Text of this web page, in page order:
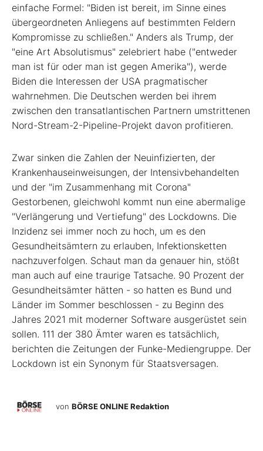
einfache Formel: "Biden ist bereit, im Sinne eines
übergeordneten Anliegens auf bestimmten Feldern
Kompromisse zu schließen." Anders als Trump, der
"eine Art Absolutismus" zelebriert habe ("entweder
man ist für oder man ist gegen Amerika"), werde
Biden die Interessen der USA pragmatischer
wahrnehmen. Die Deutschen werden bei ihrem
zwischen den transatlantischen Partnern umstrittenen
Nord-Stream-2-Pipeline-Projekt davon profitieren.
Zwar sinken die Zahlen der Neuinfizierten, der
Krankenhauseinweisungen, der Intensivbehandelten
und der "im Zusammenhang mit Corona"
Gestorbenen, gleichwohl kommt nun eine abermalige
"Verlängerung und Vertiefung" des Lockdowns. Die
Inzidenz sei immer noch zu hoch, um es den
Gesundheitsämtern zu erlauben, Infektionsketten
nachzuverfolgen. Schaut man da genauer hin, stößt
man auch auf eine traurige Tatsache. 90 Prozent der
Gesundheitsämter hätten - so hatten es Bund und
Länder im Sommer beschlossen - zu Beginn des
Jahres 2021 mit moderner Software ausgerüstet sein
sollen. 111 der 380 Ämter waren es tatsächlich,
berichten die Zeitungen der Funke-Mediengruppe. Der
Lockdown ist ein Synonym für Staatsversagen.
von BÖRSE ONLINE Redaktion